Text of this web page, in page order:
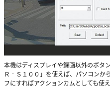
本機はディスプレイや録画以外のボタ
Ｒ‐Ｓ１００」を使えば、パソコンか
フにすればアクションカムとしても使え